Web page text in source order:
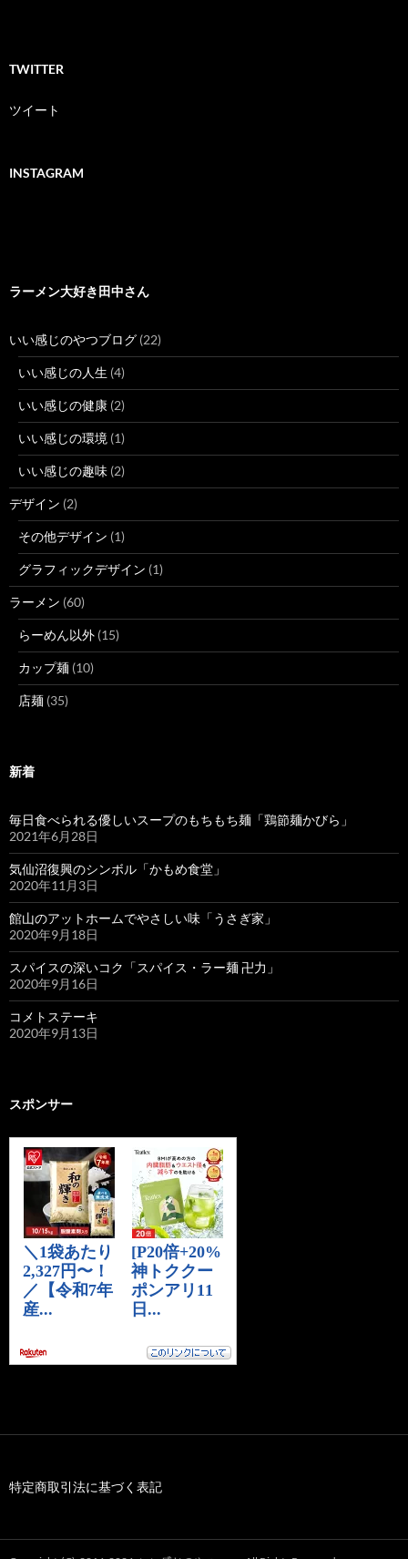
TWITTER
ツイート
INSTAGRAM
ラーメン大好き田中さん
いい感じのやつブログ (22)
いい感じの人生 (4)
いい感じの健康 (2)
いい感じの環境 (1)
いい感じの趣味 (2)
デザイン (2)
その他デザイン (1)
グラフィックデザイン (1)
ラーメン (60)
らーめん以外 (15)
カップ麺 (10)
店麺 (35)
新着
毎日食べられる優しいスープのもちもち麺「鶏節麺かびら」
2021年6月28日
気仙沼復興のシンボル「かもめ食堂」
2020年11月3日
館山のアットホームでやさしい味「うさぎ家」
2020年9月18日
スパイスの深いコク「スパイス・ラー麺 卍力」
2020年9月16日
コメトステーキ
2020年9月13日
スポンサー
特定商取引法に基づく表記